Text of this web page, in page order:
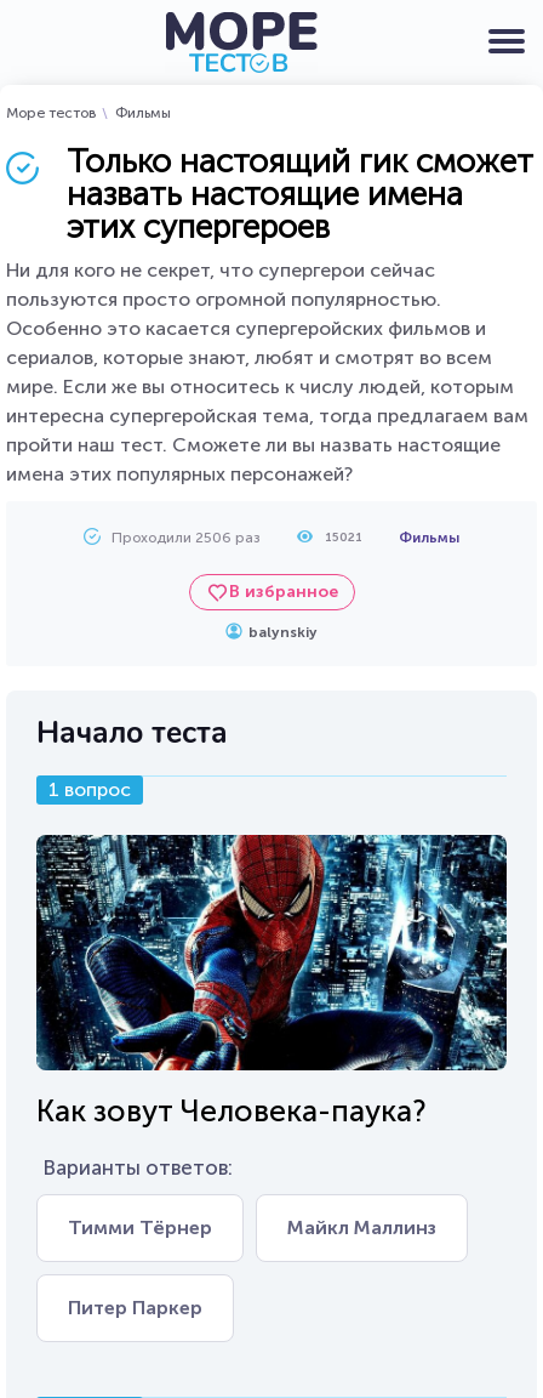
Море тестов Фильмы
Только настоящий гик сможет
назвать настоящие имена
этих супергероев
Ни для кого не секрет, что супергерои сейчас
пользуются просто огромной популярностью.
Особенно это касается супергеройских фильмов и
сериалов, которые знают, любят и смотрят во всем
мире. Если же вы относитесь к числу людей, которым
интересна супергеройская тема, тогда предлагаем вам
пройти наш тест. Сможете ли вы назвать настоящие
имена этих популярных персонажей?
Проходили 2506 раз 15021 Фильмы
В избранное
balynskiy
Начало теста
1 вопрос
Как зовут Человека-паука?
Варианты ответов:
Тимми Тёрнер Майкл Маллинз
Питер Паркер